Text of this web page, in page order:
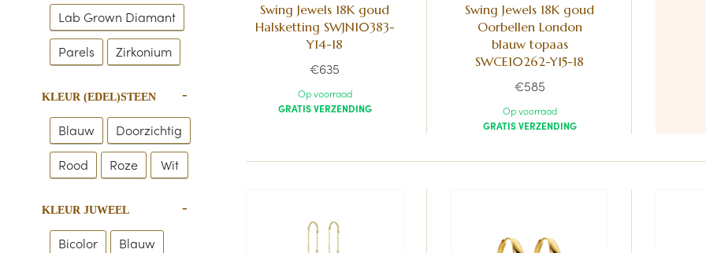
Lab Grown Diamant
Parels
Zirkonium
KLEUR (EDEL)STEEN
Blauw
Doorzichtig
Rood
Roze Wit
KLEUR JUWEEL
Bicolor
Blauw
Swing Jewels 18K goud
Halsketting SWJN10383-
Y14-18
€635
Op voorraad
GRATIS VERZENDING
Swing Jewels 18K goud
Oorbellen London
blauw topaas
SWCE10262-Y15-18
€585
Op voorraad
GRATIS VERZENDING